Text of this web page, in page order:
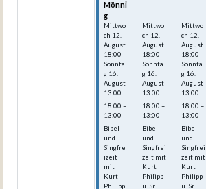
Mönni
g
Mittwo
ch 12.
August
18:00 –
Sonnta
g 16.
August
13:00
18:00 –
13:00
Bibel-
und
Singfre
izeit
mit
Kurt
Philipp
Mittwo
ch 12.
August
18:00 –
Sonnta
g 16.
August
13:00
18:00 –
13:00
Bibel-
und
Singfrei
zeit mit
Kurt
Philipp
u. Sr.
Mittwo
ch 12.
August
18:00 –
Sonnta
g 16.
August
13:00
18:00 –
13:00
Bibel-
und
Singfrei
zeit mit
Kurt
Philipp
u. Sr.